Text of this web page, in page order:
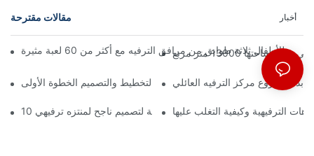
مقالات مقترحة أخبار
13000 متر مربع
بدء مشروع مركز الترفيه العائلي
10 مبادئ أساسية لتصميم ناجح لمنتزه ترفيهيالترفيهية وكيفية التغلب عليها